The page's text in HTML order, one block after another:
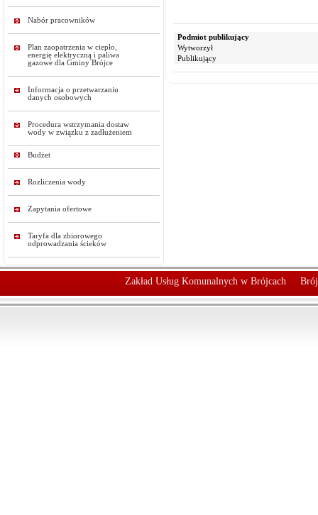
Nabór pracowników
Plan zaopatrzenia w ciepło,
energię elektryczną i paliwa
gazowe dla Gminy Brójce
Informacja o przetwarzaniu
danych osobowych
Procedura wstrzymania dostaw
wody w związku z zadłużeniem
Budżet
Rozliczenia wody
Zapytania ofertowe
Taryfa dla zbiorowego
odprowadzania ścieków
Podmiot publikujący
Wytworzył
Publikujący
Zakład Usług Komunalnych w Brójcach